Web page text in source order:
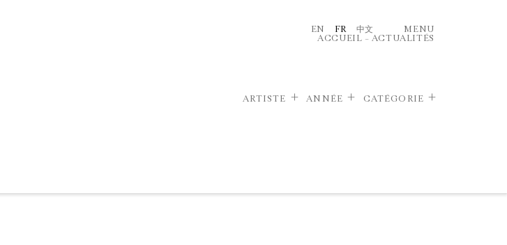
EN FR 中文
MENU
ACCUEIL – ACTUALITÉS
ARTISTE ANNÉE CATÉGORIE